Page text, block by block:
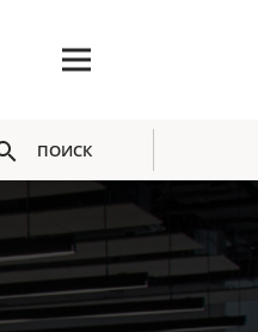
ПОИСК